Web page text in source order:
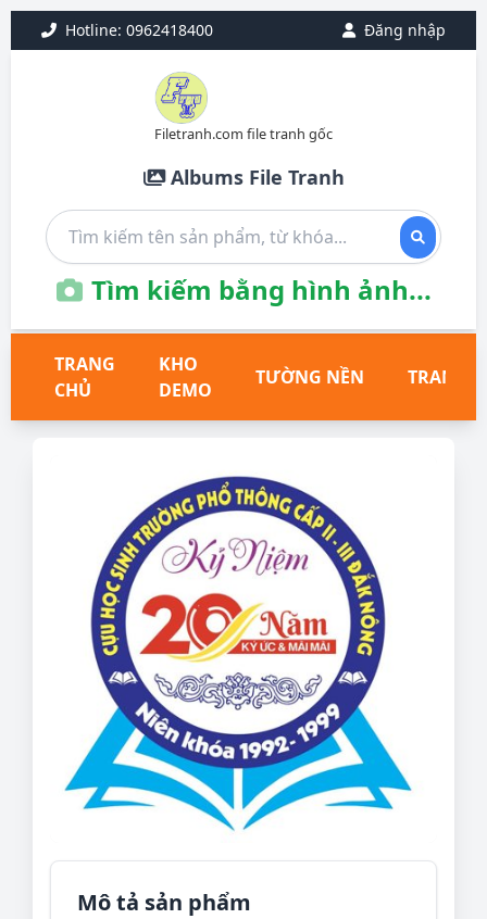
Hotline: 0962418400 Đăng nhập
Filetranh.com file tranh gốc
Albums File Tranh
Tìm kiếm bằng hình ảnh...
TRANG
CHỦ
KHO
DEMO
TƯỜNG NỀN TRANH
Mô tả sản phẩm